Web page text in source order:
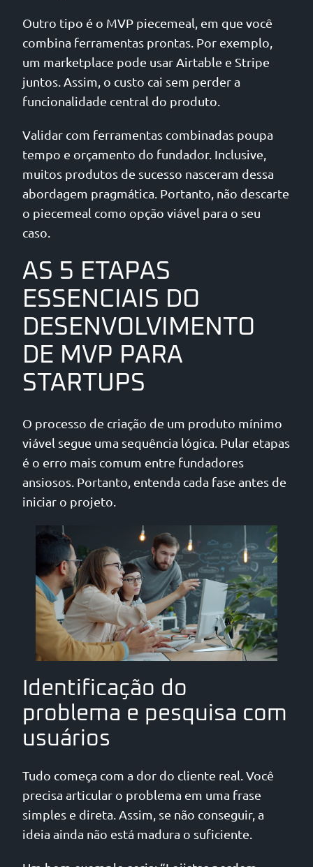
Outro tipo é o MVP piecemeal, em que você
combina ferramentas prontas. Por exemplo,
um marketplace pode usar Airtable e Stripe
juntos. Assim, o custo cai sem perder a
funcionalidade central do produto.
Validar com ferramentas combinadas poupa
tempo e orçamento do fundador. Inclusive,
muitos produtos de sucesso nasceram dessa
abordagem pragmática. Portanto, não descarte
o piecemeal como opção viável para o seu
caso.
AS 5 ETAPAS
ESSENCIAIS DO
DESENVOLVIMENTO
DE MVP PARA
STARTUPS
O processo de criação de um produto mínimo
viável segue uma sequência lógica. Pular etapas
é o erro mais comum entre fundadores
ansiosos. Portanto, entenda cada fase antes de
iniciar o projeto.
Identificação do
problema e pesquisa com
usuários
Tudo começa com a dor do cliente real. Você
precisa articular o problema em uma frase
simples e direta. Assim, se não conseguir, a
ideia ainda não está madura o suficiente.